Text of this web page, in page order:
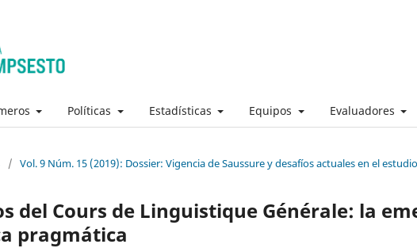
Políticas Estadísticas Equipos Evaluadores
/ Vol. 9 Núm. 15 (2019): Dossier: Vigencia de Saussure y desafíos actuales en el
del Cours de Linguistique Générale: la
pragmática